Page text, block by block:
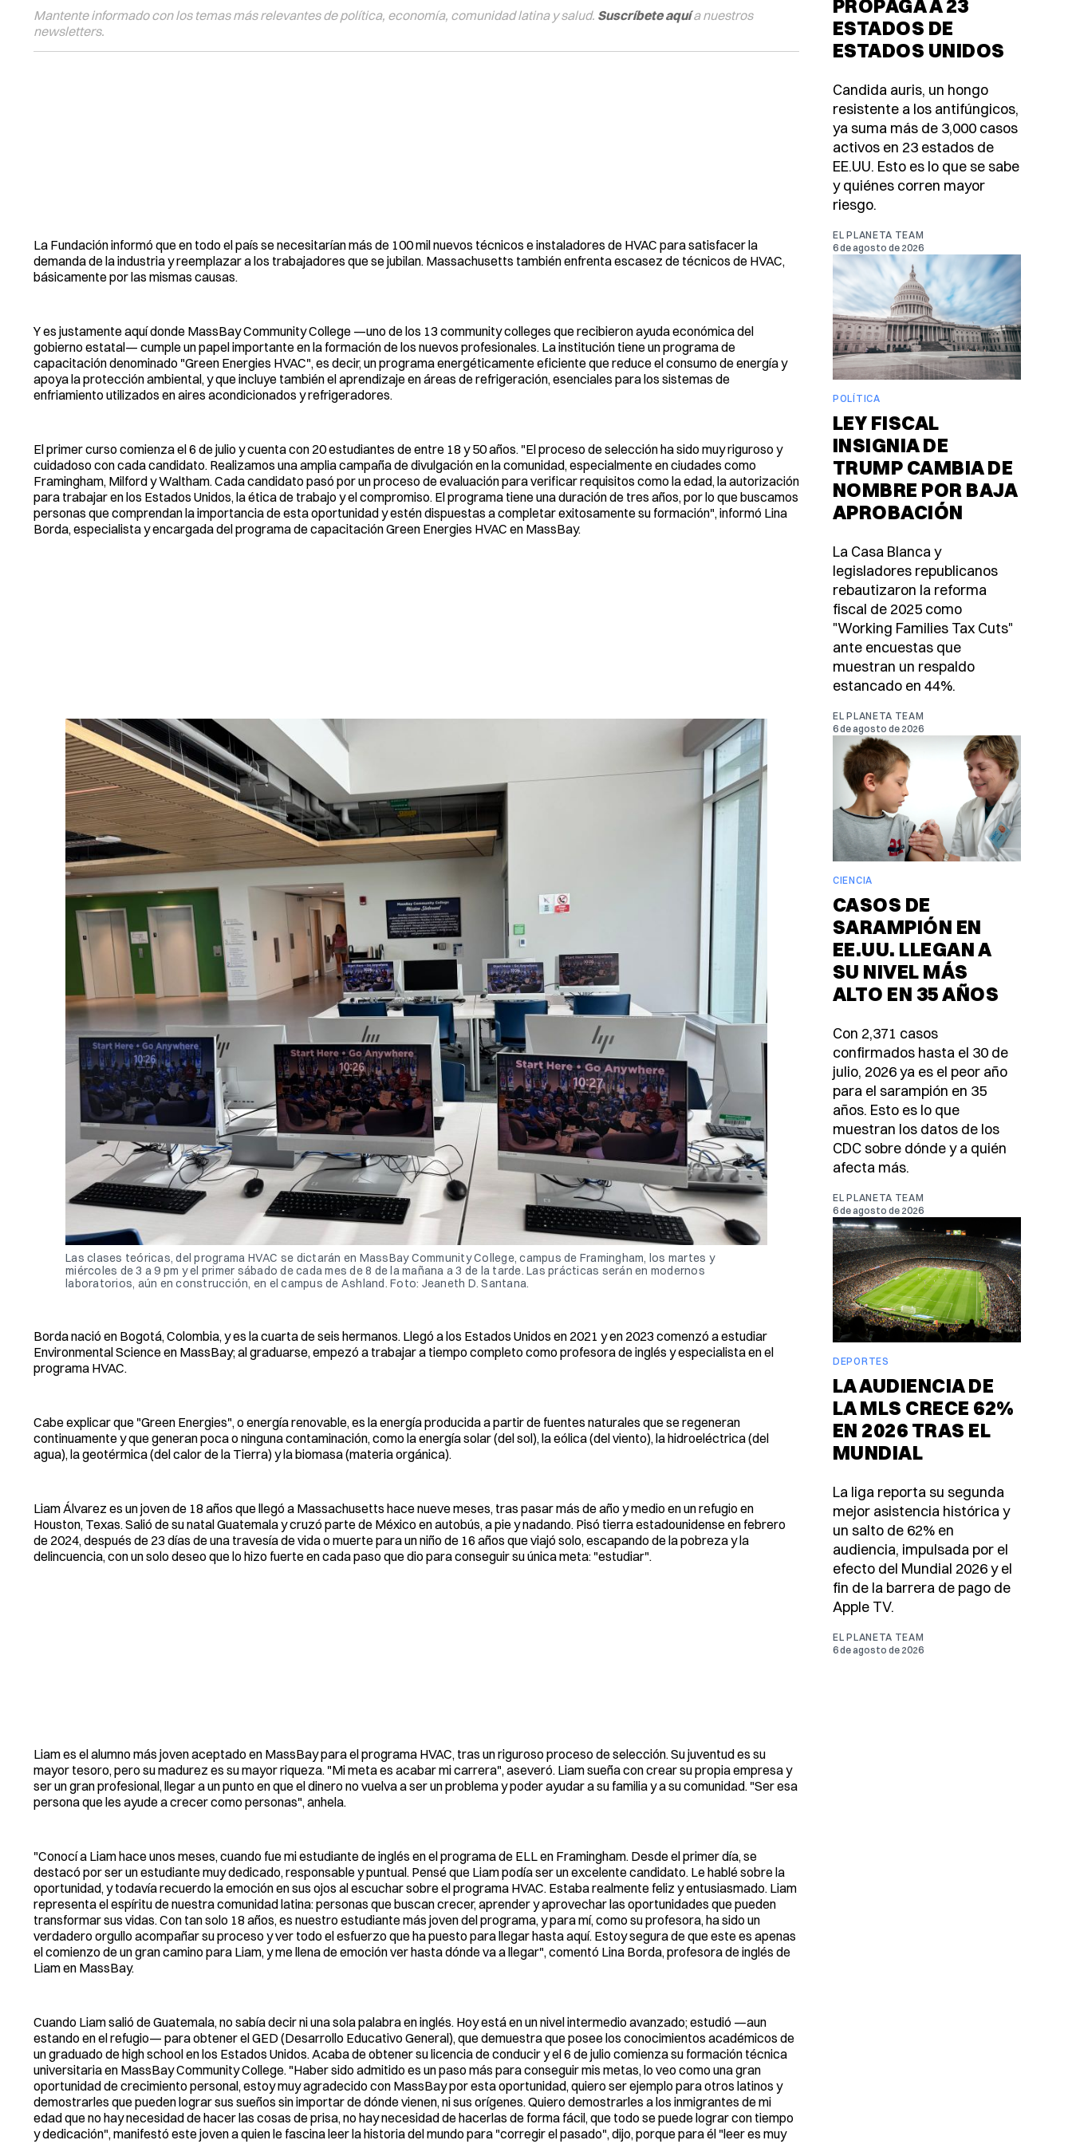
Mantente informado con los temas más relevantes de política, economía, comunidad latina y salud. Suscríbete aquía nuestros
newsletters.
La Fundación informó que en todo el país se necesitarían más de 100 mil nuevos técnicos e instaladores de HVAC para satisfacer la
demanda de la industria y reemplazar a los trabajadores que se jubilan. Massachusetts también enfrenta escasez de técnicos de HVAC,
básicamente por las mismas causas.
Y es justamente aquí donde MassBay Community College —uno de los 13 community colleges que recibieron ayuda económica del
gobierno estatal— cumple un papel importante en la formación de los nuevos profesionales. La institución tiene un programa de
capacitación denominado "Green Energies HVAC", es decir, un programa energéticamente eficiente que reduce el consumo de energía y
apoya la protección ambiental, y que incluye también el aprendizaje en áreas de refrigeración, esenciales para los sistemas de
enfriamiento utilizados en aires acondicionados y refrigeradores.
El primer curso comienza el 6 de julio y cuenta con 20 estudiantes de entre 18 y 50 años. "El proceso de selección ha sido muy riguroso y
cuidadoso con cada candidato. Realizamos una amplia campaña de divulgación en la comunidad, especialmente en ciudades como
Framingham, Milford y Waltham. Cada candidato pasó por un proceso de evaluación para verificar requisitos como la edad, la autorización
para trabajar en los Estados Unidos, la ética de trabajo y el compromiso. El programa tiene una duración de tres años, por lo que buscamos
personas que comprendan la importancia de esta oportunidad y estén dispuestas a completar exitosamente su formación", informó Lina
Borda, especialista y encargada del programa de capacitación Green Energies HVAC en MassBay.
Las clases teóricas, del programa HVAC se dictarán en MassBay Community College, campus de Framingham, los martes y
miércoles de 3 a 9 pm y el primer sábado de cada mes de 8 de la mañana a 3 de la tarde. Las prácticas serán en modernos
laboratorios, aún en construcción, en el campus de Ashland. Foto: Jeaneth D. Santana.
Borda nació en Bogotá, Colombia, y es la cuarta de seis hermanos. Llegó a los Estados Unidos en 2021 y en 2023 comenzó a estudiar
Environmental Science en MassBay; al graduarse, empezó a trabajar a tiempo completo como profesora de inglés y especialista en el
programa HVAC.
Cabe explicar que "Green Energies", o energía renovable, es la energía producida a partir de fuentes naturales que se regeneran
continuamente y que generan poca o ninguna contaminación, como la energía solar (del sol), la eólica (del viento), la hidroeléctrica (del
agua), la geotérmica (del calor de la Tierra) y la biomasa (materia orgánica).
Liam Álvarez es un joven de 18 años que llegó a Massachusetts hace nueve meses, tras pasar más de año y medio en un refugio en
Houston, Texas. Salió de su natal Guatemala y cruzó parte de México en autobús, a pie y nadando. Pisó tierra estadounidense en febrero
de 2024, después de 23 días de una travesía de vida o muerte para un niño de 16 años que viajó solo, escapando de la pobreza y la
delincuencia, con un solo deseo que lo hizo fuerte en cada paso que dio para conseguir su única meta: "estudiar".
Liam es el alumno más joven aceptado en MassBay para el programa HVAC, tras un riguroso proceso de selección. Su juventud es su
mayor tesoro, pero su madurez es su mayor riqueza. "Mi meta es acabar mi carrera", aseveró. Liam sueña con crear su propia empresa y
ser un gran profesional, llegar a un punto en que el dinero no vuelva a ser un problema y poder ayudar a su familia y a su comunidad. "Ser esa
persona que les ayude a crecer como personas", anhela.
"Conocí a Liam hace unos meses, cuando fue mi estudiante de inglés en el programa de ELL en Framingham. Desde el primer día, se
destacó por ser un estudiante muy dedicado, responsable y puntual. Pensé que Liam podía ser un excelente candidato. Le hablé sobre la
oportunidad, y todavía recuerdo la emoción en sus ojos al escuchar sobre el programa HVAC. Estaba realmente feliz y entusiasmado. Liam
representa el espíritu de nuestra comunidad latina: personas que buscan crecer, aprender y aprovechar las oportunidades que pueden
transformar sus vidas. Con tan solo 18 años, es nuestro estudiante más joven del programa, y para mí, como su profesora, ha sido un
verdadero orgullo acompañar su proceso y ver todo el esfuerzo que ha puesto para llegar hasta aquí. Estoy segura de que este es apenas
el comienzo de un gran camino para Liam, y me llena de emoción ver hasta dónde va a llegar", comentó Lina Borda, profesora de inglés de
Liam en MassBay.
Cuando Liam salió de Guatemala, no sabía decir ni una sola palabra en inglés. Hoy está en un nivel intermedio avanzado; estudió —aun
estando en el refugio— para obtener el GED (Desarrollo Educativo General), que demuestra que posee los conocimientos académicos de
un graduado de high school en los Estados Unidos. Acaba de obtener su licencia de conducir y el 6 de julio comienza su formación técnica
universitaria en MassBay Community College. "Haber sido admitido es un paso más para conseguir mis metas, lo veo como una gran
oportunidad de crecimiento personal, estoy muy agradecido con MassBay por esta oportunidad, quiero ser ejemplo para otros latinos y
demostrarles que pueden lograr sus sueños sin importar de dónde vienen, ni sus orígenes. Quiero demostrarles a los inmigrantes de mi
edad que no hay necesidad de hacer las cosas de prisa, no hay necesidad de hacerlas de forma fácil, que todo se puede lograr con tiempo
y dedicación", manifestó este joven a quien le fascina leer la historia del mundo para "corregir el pasado", dijo, porque para él "leer es muy
PROPAGA A 23
ESTADOS DE
ESTADOS UNIDOS
Candida auris, un hongo
resistente a los antifúngicos,
ya suma más de 3,000 casos
activos en 23 estados de
EE.UU. Esto es lo que se sabe
y quiénes corren mayor
riesgo.
EL PLANETA TEAM
6 de agosto de 2026
POLÍTICA
LEY FISCAL
INSIGNIA DE
TRUMP CAMBIA DE
NOMBRE POR BAJA
APROBACIÓN
La Casa Blanca y
legisladores republicanos
rebautizaron la reforma
fiscal de 2025 como
"Working Families Tax Cuts"
ante encuestas que
muestran un respaldo
estancado en 44%.
EL PLANETA TEAM
6 de agosto de 2026
CIENCIA
CASOS DE
SARAMPIÓN EN
EE.UU. LLEGAN A
SU NIVEL MÁS
ALTO EN 35 AÑOS
Con 2,371 casos
confirmados hasta el 30 de
julio, 2026 ya es el peor año
para el sarampión en 35
años. Esto es lo que
muestran los datos de los
CDC sobre dónde y a quién
afecta más.
EL PLANETA TEAM
6 de agosto de 2026
DEPORTES
LA AUDIENCIA DE
LA MLS CRECE 62%
EN 2026 TRAS EL
MUNDIAL
La liga reporta su segunda
mejor asistencia histórica y
un salto de 62% en
audiencia, impulsada por el
efecto del Mundial 2026 y el
fin de la barrera de pago de
Apple TV.
EL PLANETA TEAM
6 de agosto de 2026